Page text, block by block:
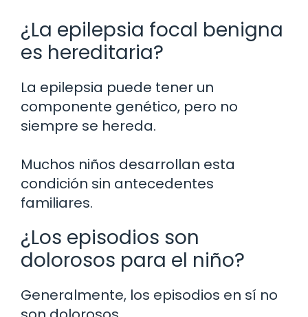
¿La epilepsia focal benigna
es hereditaria?
La epilepsia puede tener un
componente genético, pero no
siempre se hereda.
Muchos niños desarrollan esta
condición sin antecedentes
familiares.
¿Los episodios son
dolorosos para el niño?
Generalmente, los episodios en sí no